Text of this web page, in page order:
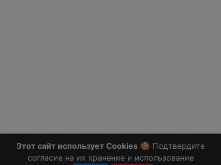
Этот сайт использует Cookies 🍪 Подтвердите
согласие на их хранение и использование